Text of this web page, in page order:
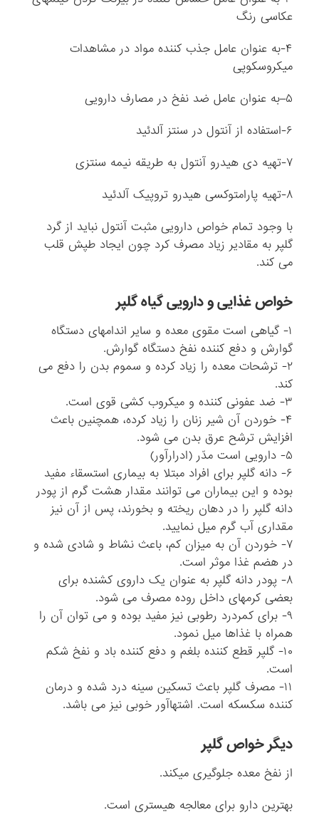
عکاسی رنگ
۴-به عنوان عامل جذب کننده مواد در مشاهدات
میکروسکوپی
۵–به عنوان عامل ضد نفخ در مصارف دارویی
۶-استفاده از آنتول در سنتز آلدئید
۷-تهیه دی هیدرو آنتول به طریقه نیمه سنتزی
۸-تهیه پارامتوکسی هیدرو تروپیک آلدئید
با وجود تمام خواص دارویی مثبت آنتول نباید از گرد
گلپر به مقادیر زیاد مصرف کرد چون ایجاد طپش قلب
می کند.
خواص غذایی و دارویی گیاه گلپر
۱- گیاهی است مقوی معده و سایر اندامهای دستگاه
گوارش و دفع کننده نفخ دستگاه گوارش.
۲- ترشحات معده را زیاد کرده و سموم بدن را دفع می
کند.
۳- ضد عفونی کننده و میکروب کشی قوی است.
۴- خوردن آن شیر زنان را زیاد کرده، همچنین باعث
افزایش ترشح عرق بدن می شود.
۵- دارویی است مدّر (ادرارآور)
۶- دانه گلپر برای افراد مبتلا به بیماری استسقاء مفید
بوده و این بیماران می توانند مقدار هشت گرم از پودر
دانه گلپر را در دهان ریخته و بخورند، پس از آن نیز
مقداری آب گرم میل نمایید.
۷- خوردن آن به میزان کم، باعث نشاط و شادی شده و
در هضم غذا موثر است.
۸- پودر دانه گلپر به عنوان یک داروی کشنده برای
بعضی کرمهای داخل روده مصرف می شود.
۹- برای کمردرد رطوبی نیز مفید بوده و می توان آن را
همراه با غذاها میل نمود.
۱۰- گلپر قطع کننده بلغم و دفع کننده باد و نفخ شکم
است.
۱۱- مصرف گلپر باعث تسکین سینه درد شده و درمان
کننده سکسکه است. اشتهاآور خوبی نیز می باشد.
دیگر خواص گلپر
از نفخ معده جلوگیرى می‏کند.
بهترین دارو براى معالجه هیسترى است.